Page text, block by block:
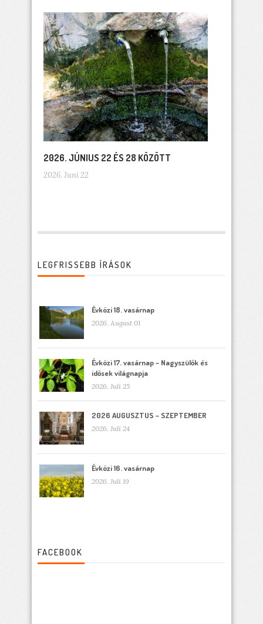
2026. JÚNIUS 22 ÉS 28 KÖZÖTT
2026. Juni 22
LEGFRISSEBB ÍRÁSOK
Évközi 18. vasárnap
2026. August 01
Évközi 17. vasárnap – Nagyszülők és
idősek világnapja
2026. Juli 25
2026 AUGUSZTUS – SZEPTEMBER
2026. Juli 24
Évközi 16. vasárnap
2026. Juli 19
FACEBOOK